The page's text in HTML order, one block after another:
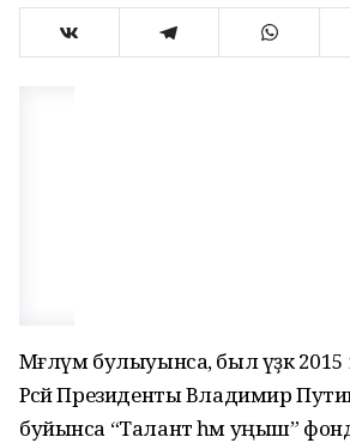
Мәғлүм булыуынса, был үҙәк
Рәсәй Президенты Владимир
буйынса “Талант һәм уңыш”